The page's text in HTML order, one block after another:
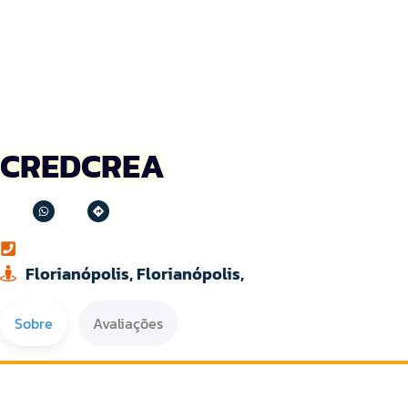
CREDCREA
Florianópolis, Florianópolis,
Sobre Avaliações